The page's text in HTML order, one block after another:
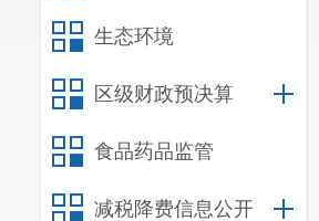
生态环境
区级财政预决算
食品药品监管
减税降费信息公开